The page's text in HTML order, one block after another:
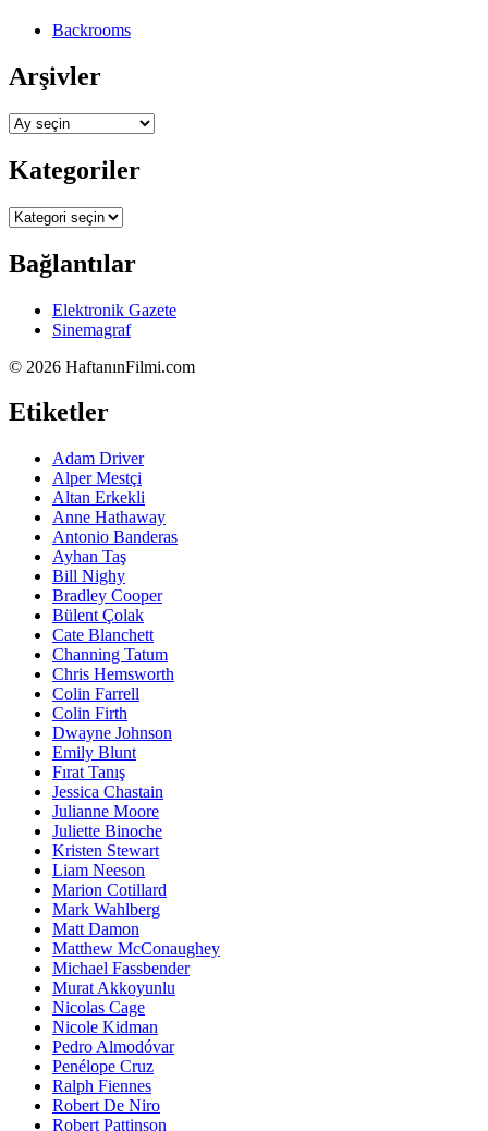
Backrooms
Arşivler
Arşivler
Kategoriler
Kategoriler
Bağlantılar
Elektronik Gazete
Sinemagraf
© 2026 HaftanınFilmi.com
Etiketler
Adam Driver
Alper Mestçi
Altan Erkekli
Anne Hathaway
Antonio Banderas
Ayhan Taş
Bill Nighy
Bradley Cooper
Bülent Çolak
Cate Blanchett
Channing Tatum
Chris Hemsworth
Colin Farrell
Colin Firth
Dwayne Johnson
Emily Blunt
Fırat Tanış
Jessica Chastain
Julianne Moore
Juliette Binoche
Kristen Stewart
Liam Neeson
Marion Cotillard
Mark Wahlberg
Matt Damon
Matthew McConaughey
Michael Fassbender
Murat Akkoyunlu
Nicolas Cage
Nicole Kidman
Pedro Almodóvar
Penélope Cruz
Ralph Fiennes
Robert De Niro
Robert Pattinson